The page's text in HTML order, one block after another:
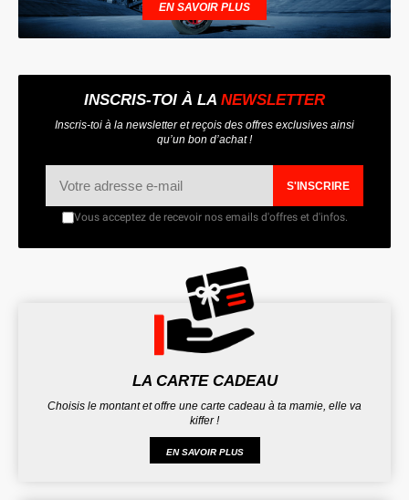
EN SAVOIR PLUS
INSCRIS-TOI À LA NEWSLETTER
Inscris-toi à la newsletter et reçois des offres exclusives ainsi
qu’un bon d’achat !
S'INSCRIRE
Vous acceptez de recevoir nos emails d'offres et d'infos.
LA CARTE CADEAU
Choisis le montant et offre une carte cadeau à ta mamie, elle va
kiffer !
EN SAVOIR PLUS